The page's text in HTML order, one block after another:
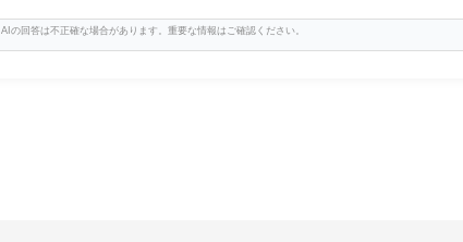
AIの回答は不正確な場合があります。重要な情報はご確認ください。